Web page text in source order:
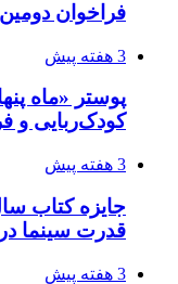
فراخوان
3 هفته پیش
پوستر «ماه
کودک‌ربایی و
3 هفته پیش
جایزه کتاب
قدرت سینما
3 هفته پیش